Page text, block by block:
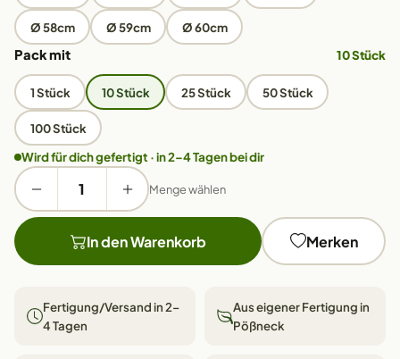
Ø 58cm Ø 59cm Ø 60cm
Pack mit 10 Stück
1 Stück 10 Stück 25 Stück 50 Stück
100 Stück
Wird für dich gefertigt · in 2–4 Tagen bei dir
Menge wählen
In den Warenkorb Merken
Fertigung/Versand in 2–
4 Tagen
Aus eigener Fertigung in
Pößneck